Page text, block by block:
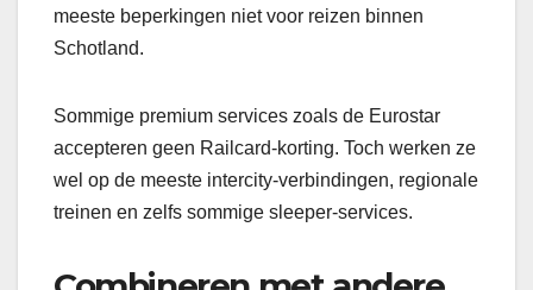
meeste beperkingen niet voor reizen binnen
Schotland.
Sommige premium services zoals de Eurostar
accepteren geen Railcard-korting. Toch werken ze
wel op de meeste intercity-verbindingen, regionale
treinen en zelfs sommige sleeper-services.